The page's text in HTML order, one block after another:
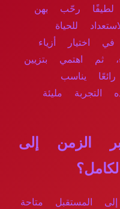
لطيفًا رحّب بهن
للحياة
اختيار أزياء
ثم اهتمي بتزيين
يناسب
التجربة مليئة
الزمن إلى
المستقبل متاحة